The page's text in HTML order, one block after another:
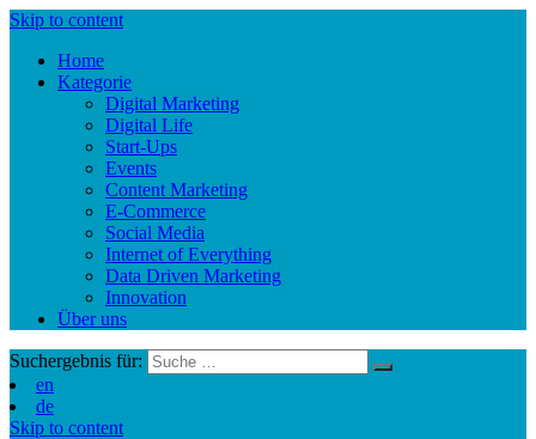
Skip to content
Home
Kategorie
Digital Marketing
Digital Life
Start-Ups
Events
Content Marketing
E-Commerce
Social Media
Internet of Everything
Data Driven Marketing
Innovation
Über uns
Suchergebnis für:
en
de
Skip to content